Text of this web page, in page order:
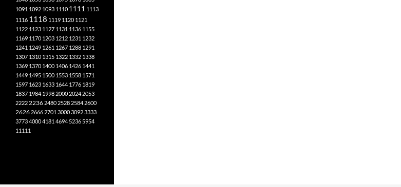
1091 1092 1093 1110 1111 1113
1116 1118 1119 1120 1121
1122 1123 1127 1131 1136 1155
1169 1170 1203 1212 1231 1232
1241 1249 1261 1267 1288 1291
1307 1310 1315 1322 1332 1338
1369 1370 1400 1406 1426 1441
1449 1495 1500 1553 1558 1571
1597 1623 1633 1644 1776 1819
1837 1984 1998 2000 2024 2053
2222 2236 2480 2528 2584 2600
2626 2666 2701 300030923333
377340004181 4694 5236 5954
11111